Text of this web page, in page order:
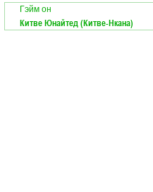
Гэйм он
Китве Юнайтед (Китве-Нкана)